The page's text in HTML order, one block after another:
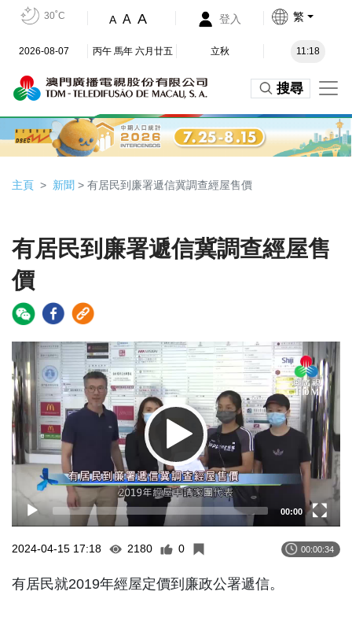
30˚C A A A 登入 繁
2026-08-07 丙午 馬年 六月廿五 立秋 11:18
搜尋
主頁 新聞 > 有居民到廉署遞信冀調查經屋售價
有居民到廉署遞信冀調查經屋售
價
Video
Player
00:00
2024-04-15 17:18 2180 0 00:00:34
有居民就2019年經屋定價到廉政公署遞信。